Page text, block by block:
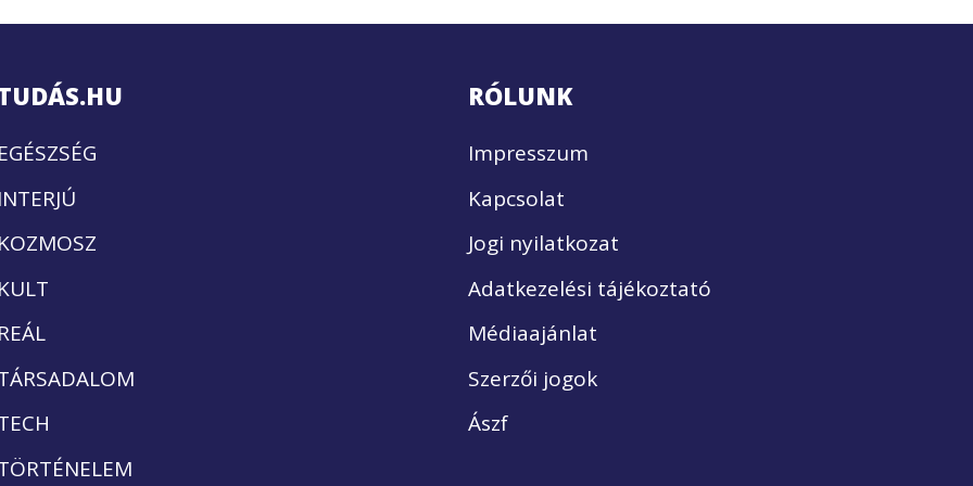
RÓLUNK
Impresszum
Kapcsolat
Jogi nyilatkozat
Adatkezelési tájékoztató
Médiaajánlat
Szerzői jogok
Ászf